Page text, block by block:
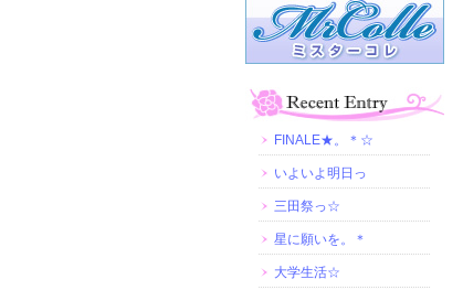
FINALE★。＊☆
いよいよ明日っ
三田祭っ☆
星に願いを。＊
大学生活☆